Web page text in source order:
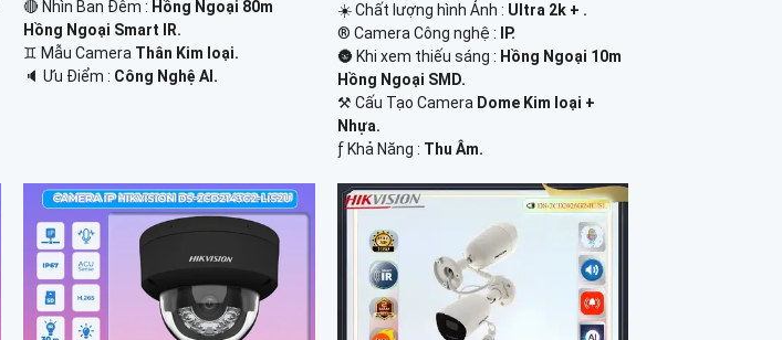
🔴 Nhìn Ban Đêm : Hồng Ngoại 80m
Hồng Ngoại Smart IR.
♊ Mẫu Camera Thân Kim loại.
️🔈 Ưu Điểm : Công Nghệ AI.
☀️ Chất lượng hình Ảnh : Ultra 2k + .
®️ Camera Công nghệ :
IP.
🌚 Khi xem thiếu sáng : Hồng Ngoại 10m
Hồng Ngoại SMD.
⚒ Cấu Tạo Camera Dome Kim loại +
Nhựa.
️ƒ Khả Năng : Thu Âm.